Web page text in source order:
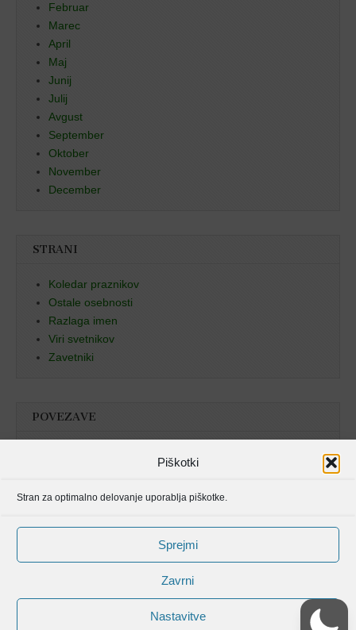
Piškotki
Stran za optimalno delovanje uporablja piškotke.
Sprejmi
Zavrni
Nastavitve
Februar
Marec
April
Maj
Junij
Julij
Avgust
September
Oktober
November
December
STRANI
Koledar praznikov
Ostale osebnosti
Razlaga imen
Viri svetnikov
Zavetniki
POVEZAVE
Avtorske pravice spletišča Svetniki, mučenci in blaženi od © 2006 . Vse